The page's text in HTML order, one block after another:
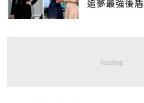
追夢最強後盾